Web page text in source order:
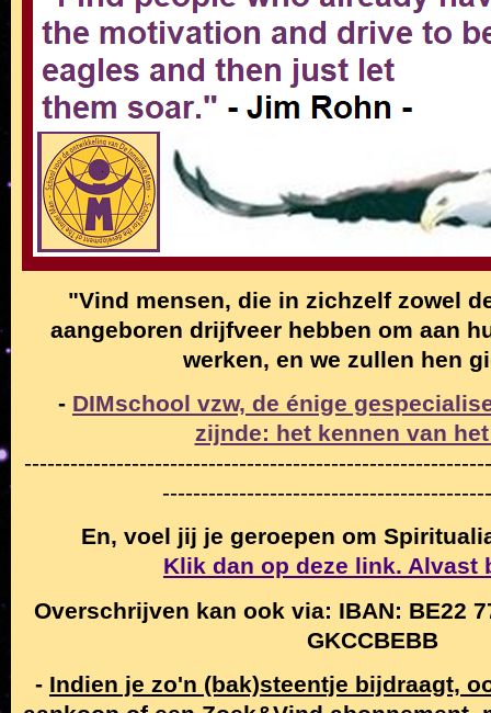
"Vind mensen, die in zichzelf zowel
aangeboren drijfveer hebben om aan
werken, en we zullen hen
- DIMschool vzw, de énige
zijnde: het kennen van
En, voel jij je geroepen om
Klik dan op deze link. Alvast
Overschrijven kan ook via: IBAN: BE22
GKCCBEBB
- Indien je zo'n (bak)steentje bijdraagt,